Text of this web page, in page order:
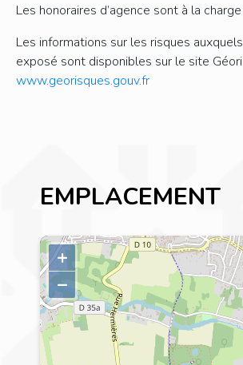
Les honoraires d’agence sont à la
Les informations sur les risques
exposé sont disponibles sur le site
www.georisques.gouv.fr
EMPLACEMENT
+
–